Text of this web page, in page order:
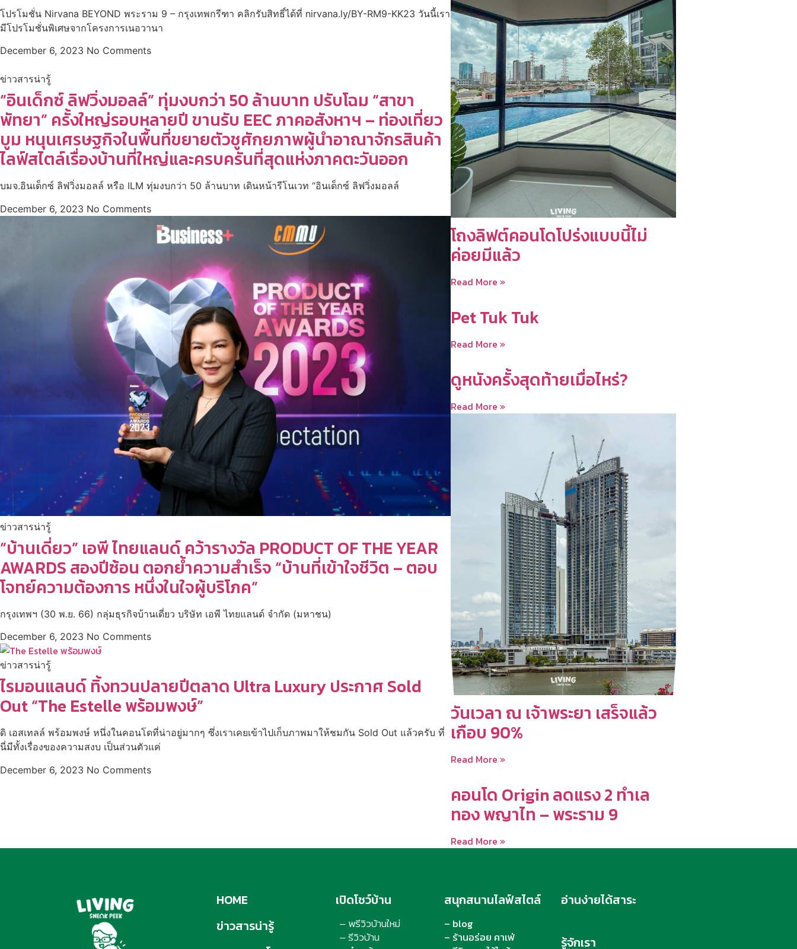
โปรโมชั่น Nirvana BEYOND พระราม 9 – กรุงเทพกรีฑา คลิกรับสิทธิ์ได้ที่ nirvana.ly/BY-RM9-KK23 วันนี้เรา
มีโปรโมชั่นพิเศษจากโครงการเนอวานา
December 6, 2023 No Comments
ข่าวสารน่ารู้
“อินเด็กซ์ ลิฟวิ่งมอลล์” ทุ่มงบกว่า 50 ล้านบาท ปรับโฉม “สาขา
พัทยา” ครั้งใหญ่รอบหลายปี ขานรับ EEC ภาคอสังหาฯ – ท่องเที่ยว
บูม หนุนเศรษฐกิจในพื้นที่ขยายตัวชูศักยภาพผู้นำอาณาจักรสินค้า
ไลฟ์สไตล์เรื่องบ้านที่ใหญ่และครบครันที่สุดแห่งภาคตะวันออก
บมจ.อินเด็กซ์ ลิฟวิ่งมอลล์ หรือ ILM ทุ่มงบกว่า 50 ล้านบาท เดินหน้ารีโนเวท “อินเด็กซ์ ลิฟวิ่งมอลล์
December 6, 2023 No Comments
ข่าวสารน่ารู้
“บ้านเดี่ยว” เอพี ไทยแลนด์ คว้ารางวัล PRODUCT OF THE YEAR
AWARDS สองปีซ้อน ตอกย้ำความสำเร็จ “บ้านที่เข้าใจชีวิต – ตอบ
โจทย์ความต้องการ หนึ่งในใจผู้บริโภค”
กรุงเทพฯ (30 พ.ย. 66) กลุ่มธุรกิจบ้านเดี่ยว บริษัท เอพี ไทยแลนด์ จำกัด (มหาชน)
December 6, 2023 No Comments
ข่าวสารน่ารู้
ไรมอนแลนด์ ทิ้งทวนปลายปีตลาด Ultra Luxury ประกาศ Sold
Out “The Estelle พร้อมพงษ์”
ดิ เอสเทลล์ พร้อมพงษ์ หนึ่งในคอนโดที่น่าอยู่มากๆ ซึ่งเราเคยเข้าไปเก็บภาพมาให้ชมกัน Sold Out แล้วครับ ที่
นี่มีทั้งเรื่องของความสงบ เป็นส่วนตัวแค่
December 6, 2023 No Comments
โถงลิฟต์คอนโดโปร่งแบบนี้ไม่
ค่อยมีแล้ว
Read More »
Pet Tuk Tuk
Read More »
ดูหนังครั้งสุดท้ายเมื่อไหร่?
Read More »
วันเวลา ณ เจ้าพระยา เสร็จแล้ว
เกือบ 90%
Read More »
คอนโด Origin ลดแรง 2 ทำเล
ทอง พญาไท – พระราม 9
Read More »
HOME
ข่าวสารน่ารู้
เปิดโชว์บ้าน
– พรีวิวบ้านใหม่
– รีวิวบ้าน
สนุกสนานไลฟ์สไตล์
– blog
– ร้านอร่อย คาเฟ่
อ่านง่ายได้สาระ
รู้จักเรา